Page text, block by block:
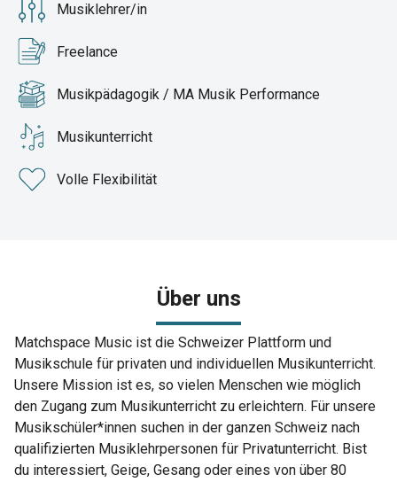
Musiklehrer/in
Freelance
Musikpädagogik / MA Musik Performance
Musikunterricht
Volle Flexibilität
Über uns
Matchspace Music ist die Schweizer Plattform und
Musikschule für privaten und individuellen Musikunterricht.
Unsere Mission ist es, so vielen Menschen wie möglich
den Zugang zum Musikunterricht zu erleichtern. Für unsere
Musikschüler*innen suchen in der ganzen Schweiz nach
qualifizierten Musiklehrpersonen für Privatunterricht. Bist
du interessiert, Geige, Gesang oder eines von über 80